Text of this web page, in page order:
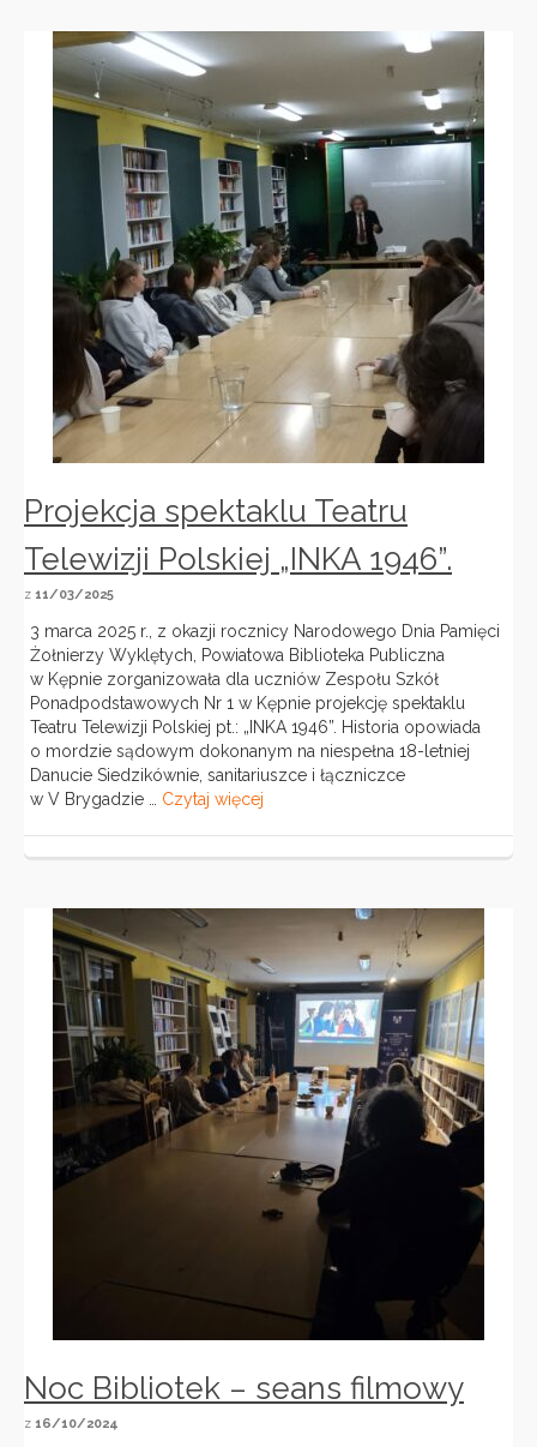
Projekcja spektaklu Teatru
Telewizji Polskiej „INKA 1946”.
z 11/03/2025
3 marca 2025 r., z okazji rocznicy Narodowego Dnia Pamięci
Żołnierzy Wyklętych, Powiatowa Biblioteka Publiczna
w Kępnie zorganizowała dla uczniów Zespołu Szkół
Ponadpodstawowych Nr 1 w Kępnie projekcję spektaklu
Teatru Telewizji Polskiej pt.: „INKA 1946”. Historia opowiada
o mordzie sądowym dokonanym na niespełna 18-letniej
Danucie Siedzikównie, sanitariuszce i łączniczce
w V Brygadzie … Czytaj więcej
Noc Bibliotek – seans filmowy
z 16/10/2024